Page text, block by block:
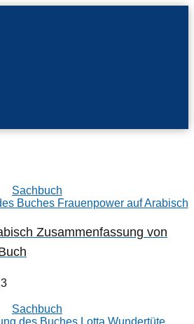
Sachbuch
Zusammenfassung von
Sachbuch